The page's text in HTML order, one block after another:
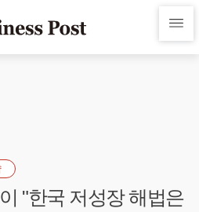
"한국 저성장 해법은